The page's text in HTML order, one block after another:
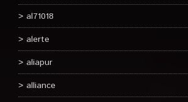
al71018
alerte
aliapur
alliance